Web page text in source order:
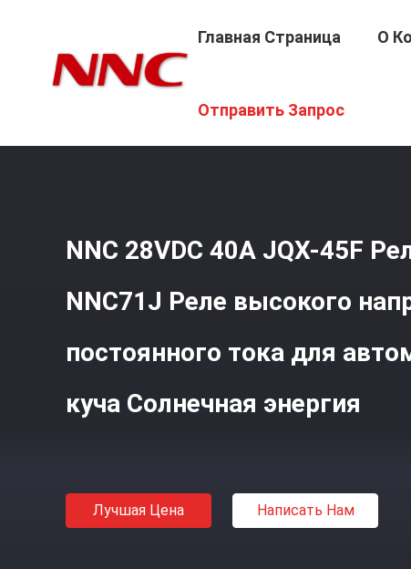
Главная Страница О
Отправить Запрос
NNC 28VDC 40A JQX-45F
NNC71J Реле высокого
постоянного тока для
куча Солнечная энергия
Лучшая Цена Написать Нам